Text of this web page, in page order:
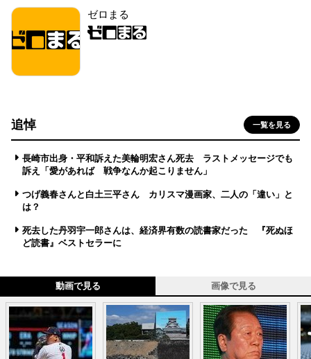
ゼロまる
追悼 一覧を見る
長崎市出身・平和訴えた美輪明宏さん死去 ラストメッセージでも
訴え「愛があれば 戦争なんか起こりません」
つげ義春さんと白土三平さん カリスマ漫画家、二人の「違い」と
は？
死去した丹羽宇一郎さんは、経済界有数の読書家だった 『死ぬほ
ど読書』ベストセラーに
動画で見る 画像で見る